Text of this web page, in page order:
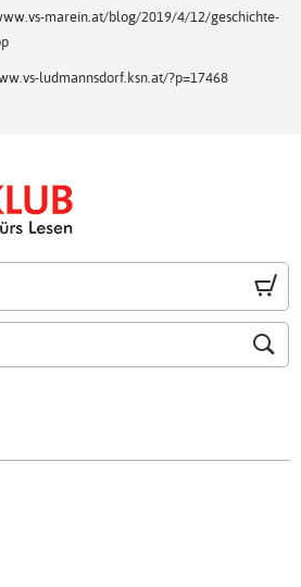
marein.at/blog/2019/4/12/geschichte-
ludmannsdorf.ksn.at/?p=17468